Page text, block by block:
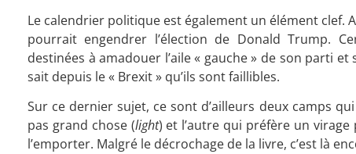
Le calendrier politique est également un élément clef.
pourrait engendrer l’élection de Donald Trump.
destinées à amadouer l’aile « gauche » de son parti
sait depuis le « Brexit » qu’ils sont faillibles.
Sur ce dernier sujet, ce sont d’ailleurs deux camps
pas grand chose (light) et l’autre qui préfère un virage
l’emporter. Malgré le décrochage de la livre, c’est là